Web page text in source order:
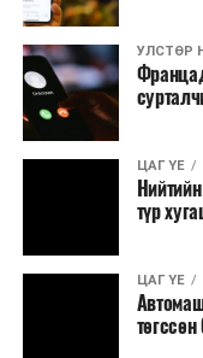
Заавал
Санхүүгийн
арванхоёрдугаар
эрүүл мэндийн
хамрагдахгүй
эрт илрүүлэг,
өвчний эсрэг
үргэлжилнэ гэж
Мөн бүх шатны
салбар бүрдээ
УЛСТӨР
ЦАГ ҮЕ
түр
ЦАГ ҮЕ